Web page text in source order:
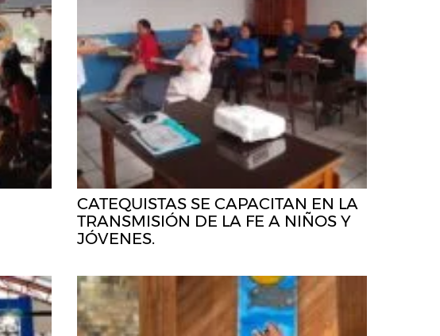
CATEQUISTAS SE CAPACITAN EN LA
TRANSMISIÓN DE LA FE A NIÑOS Y
JÓVENES.